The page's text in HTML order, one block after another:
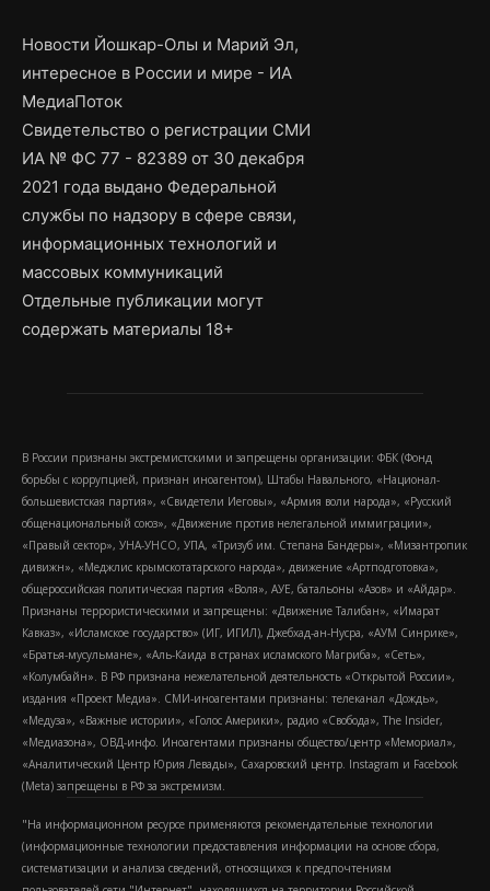
Новости Йошкар-Олы и Марий Эл,
интересное в России и мире - ИА
МедиаПоток
Свидетельство о регистрации СМИ
ИА № ФС 77 - 82389 от 30 декабря
2021 года выдано Федеральной
службы по надзору в сфере связи,
информационных технологий и
массовых коммуникаций
Отдельные публикации могут
содержать материалы 18+
В России признаны экстремистскими и запрещены организации: ФБК (Фонд
борьбы с коррупцией, признан иноагентом), Штабы Навального, «Национал-
большевистская партия», «Свидетели Иеговы», «Армия воли народа», «Русский
общенациональный союз», «Движение против нелегальной иммиграции»,
«Правый сектор», УНА-УНСО, УПА, «Тризуб им. Степана Бандеры», «Мизантропик
дивижн», «Меджлис крымскотатарского народа», движение «Артподготовка»,
общероссийская политическая партия «Воля», АУЕ, батальоны «Азов» и «Айдар».
Признаны террористическими и запрещены: «Движение Талибан», «Имарат
Кавказ», «Исламское государство» (ИГ, ИГИЛ), Джебхад-ан-Нусра, «АУМ Синрике»,
«Братья-мусульмане», «Аль-Каида в странах исламского Магриба», «Сеть»,
«Колумбайн». В РФ признана нежелательной деятельность «Открытой России»,
издания «Проект Медиа». СМИ-иноагентами признаны: телеканал «Дождь»,
«Медуза», «Важные истории», «Голос Америки», радио «Свобода», The Insider,
«Медиазона», ОВД-инфо. Иноагентами признаны общество/центр «Мемориал»,
«Аналитический Центр Юрия Левады», Сахаровский центр. Instagram и Facebook
(Metа) запрещены в РФ за экстремизм.
"На информационном ресурсе применяются рекомендательные технологии
(информационные технологии предоставления информации на основе сбора,
систематизации и анализа сведений, относящихся к предпочтениям